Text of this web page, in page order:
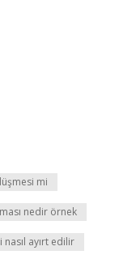
mi
nedir örnek
ayırt edilir